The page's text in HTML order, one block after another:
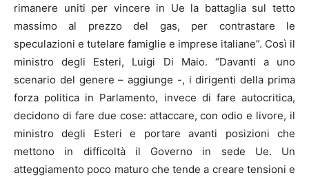
rimanere uniti per vincere in Ue la battaglia sul tetto
massimo al prezzo del gas, per contrastare le
speculazioni e tutelare famiglie e imprese italiane”. Così il
ministro degli Esteri, Luigi Di Maio. “Davanti a uno
scenario del genere – aggiunge -, i dirigenti della prima
forza politica in Parlamento, invece di fare autocritica,
decidono di fare due cose: attaccare, con odio e livore, il
ministro degli Esteri e portare avanti posizioni che
mettono in difficoltà il Governo in sede Ue. Un
atteggiamento poco maturo che tende a creare tensioni e